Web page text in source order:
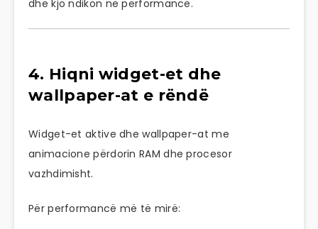
dhe kjo ndikon në performancë.
4. Hiqni widget-et dhe
wallpaper-at e rëndë
Widget-et aktive dhe wallpaper-at me
animacione përdorin RAM dhe procesor
vazhdimisht.
Për performancë më të mirë: